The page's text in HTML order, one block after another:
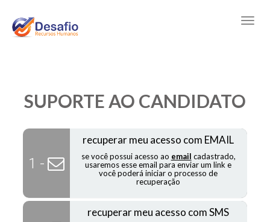
SUPORTE AO CANDIDATO
1 -
recuperar meu acesso com EMAIL
se você possui acesso ao email cadastrado,
usaremos esse email para enviar um link e
você poderá iniciar o processo de
recuperação
recuperar meu acesso com SMS